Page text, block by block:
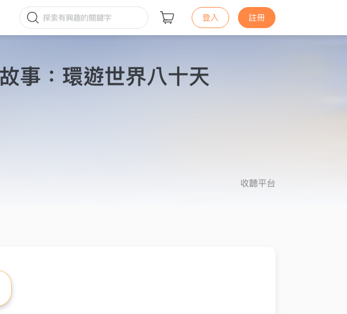
登入 註冊
事：環遊世界八十天
收聽平台